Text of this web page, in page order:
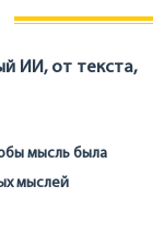
ИИ, от текста,
мысль была
мыслей